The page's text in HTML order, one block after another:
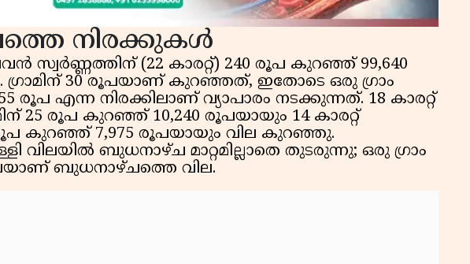
നിരക്കുകൾ
സ്വർണ്ണത്തിന് (22 കാരറ്റ്) 240 രൂപ കുറഞ്ഞ് 99,640
ഗ്രാമിന് 30 രൂപയാണ് കുറഞ്ഞത്, ഇതോടെ ഒരു ഗ്രാം
രൂപ എന്ന നിരക്കിലാണ് വ്യാപാരം നടക്കുന്നത്. 18 കാരറ്റ്
25 രൂപ കുറഞ്ഞ് 10,240 രൂപയായും 14 കാരറ്റ്
രൂപ കുറഞ്ഞ് 7,975 രൂപയായും വില കുറഞ്ഞു.
വിലയിൽ ബുധനാഴ്ച മാറ്റമില്ലാതെ തുടരുന്നു; ഒരു ഗ്രാം
ബുധനാഴ്ചത്തെ വില.